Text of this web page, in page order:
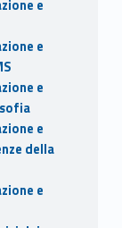
e
e
e
e
della
e